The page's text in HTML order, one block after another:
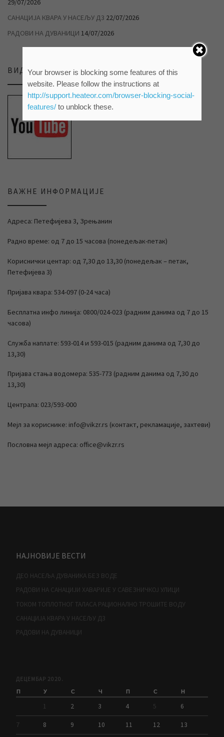
29/07/2026
САНАЦИЈА КВАРА У НАСЕЉУ Д3 22/07/2026
РАДОВИ НА ДУВАНИЦИ 14/07/2026
ВИДЕО ПРИЛОЗИ НА НАШЕМ ЈУТЈУБ КАНАЛУ
ВАЖНЕ ИНФОРМАЦИЈЕ
Адреса: Петефијева 3, Зрењанин
Радно време: од 7 до 15 часова (понедељак-петак)
Кориснички центар: од 7,30 до 13,30 (понедељак – петак,
Петефијева 3)
Пријава квара: 534-097 (0-24 часа)
Бесплатна инфо линија: 0800/024-023 (радним данима од 7 до 15
часова)
Служба наплате: 593-014 и 593-015 (радним данима од 7,30 до
13,30)
Пријава стања водомера: 535-773 (радним данима од 7,30 до
13,30)
Централа: 023/593-000
Мејл за кориснике: info@vikzr.rs (контакт, рекламације, захтеви)
Пословна мејл адреса: office@vikzr.rs
НАЈНОВИЈЕ ВЕСТИ
ДЕО НАСЕЉА ДУВАНИКА БЕЗ ВОДЕ
РАДОВИ НА САНАЦИЈИ ХАВАРИЈЕ У САВЕЗНИЧКОЈ УЛИЦИ
ТОКОМ ТОПЛОТНОГ ТАЛАСА РАЦИОНАЛНО ТРОШИТЕ ВОДУ
САНАЦИЈА КВАРА У НАСЕЉУ Д3
РАДОВИ НА ДУВАНИЦИ
ДЕЦЕМБАР 2020.
П У С Ч П С Н
1 2 3 4 5 6
7 8 9 10 11 12 13
Your browser is blocking some features of this
website. Please follow the instructions at
http://support.heateor.com/browser-blocking-social-
features/to unblock these.